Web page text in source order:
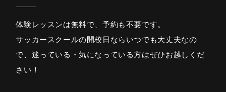
体験レッスンは無料で、予約も不要です。
サッカースクールの開校日ならいつでも大丈夫なの
で、迷っている・気になっている方はぜひお越しくだ
さい！